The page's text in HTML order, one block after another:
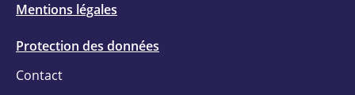
Mentions légales
Protection des données
Contact